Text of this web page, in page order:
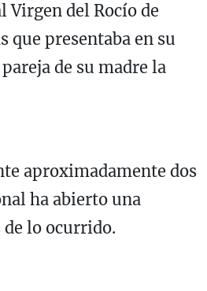
Virgen del Rocío de
que presentaba en su
de su madre la
aproximadamente dos
ha abierto una
lo ocurrido.